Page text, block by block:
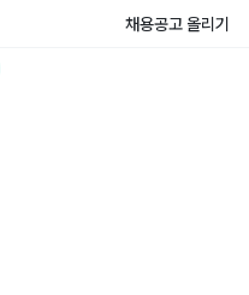
채용공고 올리기